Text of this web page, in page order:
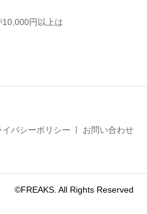
10,000円以上は
イバシーポリシー お問い合わせ
©FREAKS. All Rights Reserved